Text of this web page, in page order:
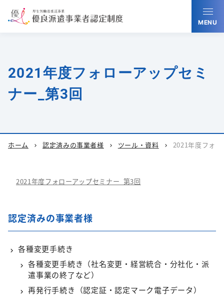
MENU
2021年度フォローアップセミ
ナー_第3回
ホーム chevron_right 認定済みの事業者様 chevron_right ツール・資料 chevron_right 2021年度フォ
2021年度フォローアップセミナー_第3回
認定済みの事業者様
各種変更手続き
各種変更手続き（社名変更・経営統合・分社化・派
遣事業の終了など）
再発行手続き（認定証・認定マーク電子データ）